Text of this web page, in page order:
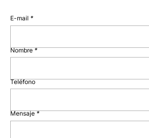
E-mail *
Nombre*
Teléfono
Mensaje *